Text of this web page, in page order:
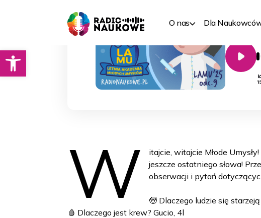
Otwórz pasek narzędzi
O nas Dla 01/09/
W
itajcie, witajcie Młode
jeszcze ostatniego słowa!
obserwacji i pytań
🧓 Dlaczego ludzie się
🩸 Dlaczego jest krew? Gucio, 4l